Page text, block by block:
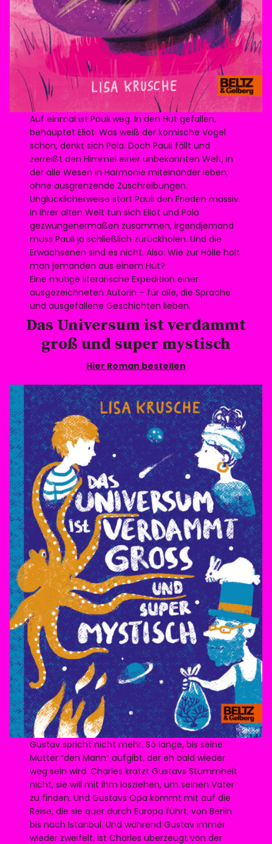
Auf einmal ist Pauli weg. In den Hut gefallen,
behauptet Eliot. Was weiß der komische Vogel
schon, denkt sich Pola. Doch Pauli fällt und
zerreißt den Himmel einer unbekannten Welt, in
der alle Wesen in Harmonie miteinander leben,
ohne ausgrenzende Zuschreibungen.
Unglücklicherweise stört Pauli den Frieden massiv.
In ihrer alten Welt tun sich Eliot und Pola
gezwungenermaßen zusammen, irgendjemand
muss Pauli ja schließlich zurückholen. Und die
Erwachsenen sind es nicht. Also: Wie zur Hölle holt
man jemanden aus einem Hut?
Eine mutige literarische Expedition einer
ausgezeichneten Autorin – für alle, die Sprache
und ausgefallene Geschichten lieben.
Das Universum ist verdammt
groß und super mystisch
Hier Roman bestellen
Gustav spricht nicht mehr. So lange, bis seine
Mutter “den Mann” aufgibt, der eh bald wieder
weg sein wird. Charles kratzt Gustavs Stummheit
nicht, sie will mit ihm losziehen, um seinen Vater
zu finden. Und Gustavs Opa kommt mit auf die
Reise, die sie quer durch Europa führt, von Berlin
bis nach Istanbul. Und während Gustav immer
wieder zweifelt, ist Charles überzeugt von der